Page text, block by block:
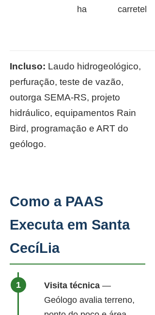
ha
carretel
Incluso: Laudo hidrogeológico,
perfuração, teste de vazão,
outorga SEMA-RS, projeto
hidráulico, equipamentos Rain
Bird, programação e ART do
geólogo.
Como a PAAS
Executa em Santa
CecíLia
Visita técnica —
Geólogo avalia terreno,